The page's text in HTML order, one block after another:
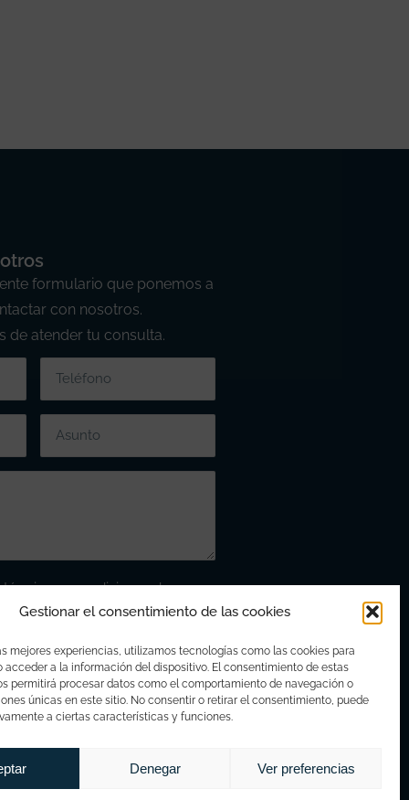
Gestionar el consentimiento de las cookies
mejores experiencias, utilizamos tecnologías como las cookies para
a la información del dispositivo. El consentimiento de estas
permitirá procesar datos como el comportamiento de navegación o
únicas en este sitio. No consentir o retirar el consentimiento, puede
a ciertas características y funciones.
Denegar Ver preferencias
formulario que ponemos a
con nosotros.
de atender tu consulta.
y condiciones de